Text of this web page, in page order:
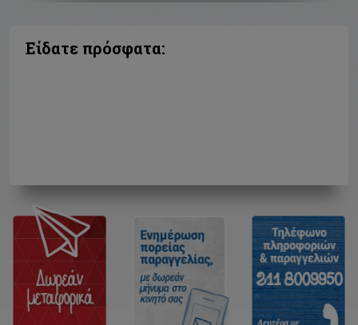
Είδατε πρόσφατα: